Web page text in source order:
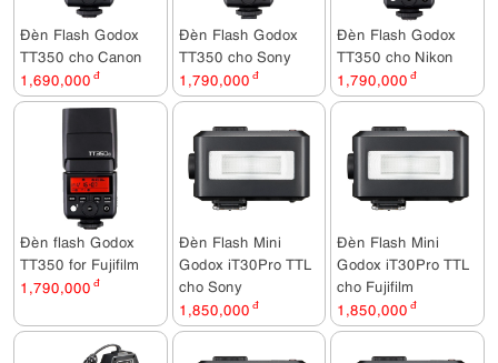
Đèn Flash Godox
TT350 cho Canon
1,690,000 đ
Đèn Flash Godox
TT350 cho Sony
1,790,000 đ
Đèn Flash Godox
TT350 cho Nikon
1,790,000 đ
Đèn flash Godox
TT350 for Fujifilm
1,790,000 đ
Đèn Flash Mini
Godox iT30Pro TTL
cho Sony
1,850,000 đ
Đèn Flash Mini
Godox iT30Pro TTL
cho Fujifilm
1,850,000 đ